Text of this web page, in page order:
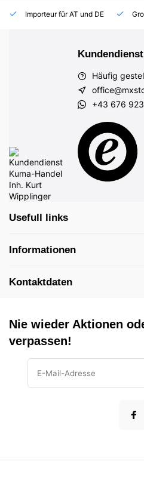
Importeur für AT und DE
Kundendienst
Häufig
+43 676
Usefull links
Informationen
Kontaktdaten
Nie wieder Aktionen
verpassen!